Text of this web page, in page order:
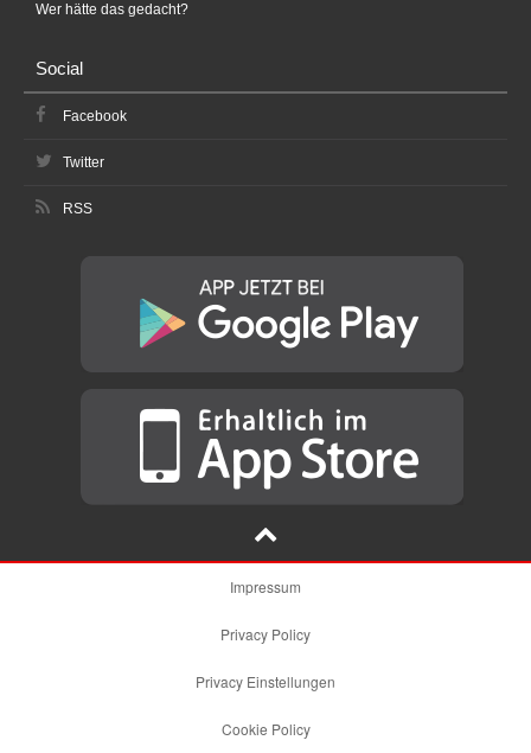
Wer hätte das gedacht?
Social
Facebook
Twitter
RSS
Impressum
Privacy Policy
Privacy Einstellungen
Cookie Policy